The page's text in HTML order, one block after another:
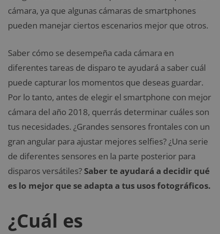
cámara, ya que algunas cámaras de smartphones
pueden manejar ciertos escenarios mejor que otros.
Saber cómo se desempeña cada cámara en
diferentes tareas de disparo te ayudará a saber cuál
puede capturar los momentos que deseas guardar.
Por lo tanto, antes de elegir el smartphone con mejor
cámara del año 2018, querrás determinar cuáles son
tus necesidades. ¿Grandes sensores frontales con un
gran angular para ajustar mejores selfies? ¿Una serie
de diferentes sensores en la parte posterior para
disparos versátiles? Saber te ayudará a decidir qué
es lo mejor que se adapta a tus usos fotográficos.
¿Cuál es